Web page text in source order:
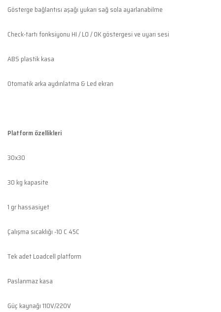
Gösterge bağlantısı aşağı yukarı sağ sola ayarlanabilme
Check-tartı fonksiyonu HI / LO / OK göstergesi ve uyarı sesi
ABS plastik kasa
Otomatik arka aydınlatma & Led ekran
Platform özellikleri
30x30
30 kg kapasite
1 gr hassasiyet
Çalışma sıcaklığı -10 C 45C
Tek adet Loadcell platform
Paslanmaz kasa
Güç kaynağı 110V/220V